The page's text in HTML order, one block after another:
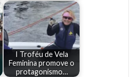
I Troféu de Vela
Feminina promove o
protagonismo…